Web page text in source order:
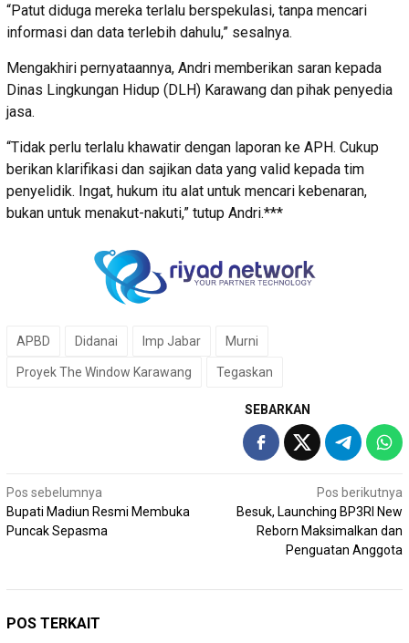
“Patut diduga mereka terlalu berspekulasi, tanpa mencari
informasi dan data terlebih dahulu,” sesalnya.
Mengakhiri pernyataannya, Andri memberikan saran kepada
Dinas Lingkungan Hidup (DLH) Karawang dan pihak penyedia
jasa.
“Tidak perlu terlalu khawatir dengan laporan ke APH. Cukup
berikan klarifikasi dan sajikan data yang valid kepada tim
penyelidik. Ingat, hukum itu alat untuk mencari kebenaran,
bukan untuk menakut-nakuti,” tutup Andri.***
APBD Didanai lmp Jabar Murni
Proyek The Window Karawang Tegaskan
SEBARKAN
Navigasi
pos
Pos sebelumnya
Bupati Madiun Resmi Membuka
Puncak Sepasma
Pos berikutnya
Besuk, Launching BP3RI New
Reborn Maksimalkan dan
Penguatan Anggota
POS TERKAIT